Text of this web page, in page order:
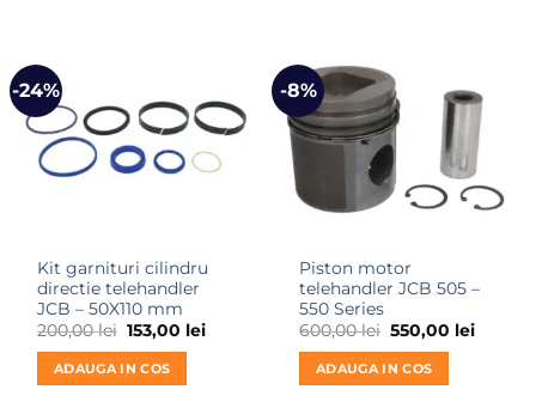
-24%
Kit garnituri cilindru
directie telehandler
JCB – 50X110 mm
200,00lei Prețul
inițial
a
fost:
200,00 lei.
153,00 leiPrețul
ADAUGA IN COS
-8%
Piston motor
telehandler JCB 505 –
550 Series
600,00lei Prețul
inițial
a
fost:
600,00 lei.
550,00 leiPrețul
ADAUGA IN COS